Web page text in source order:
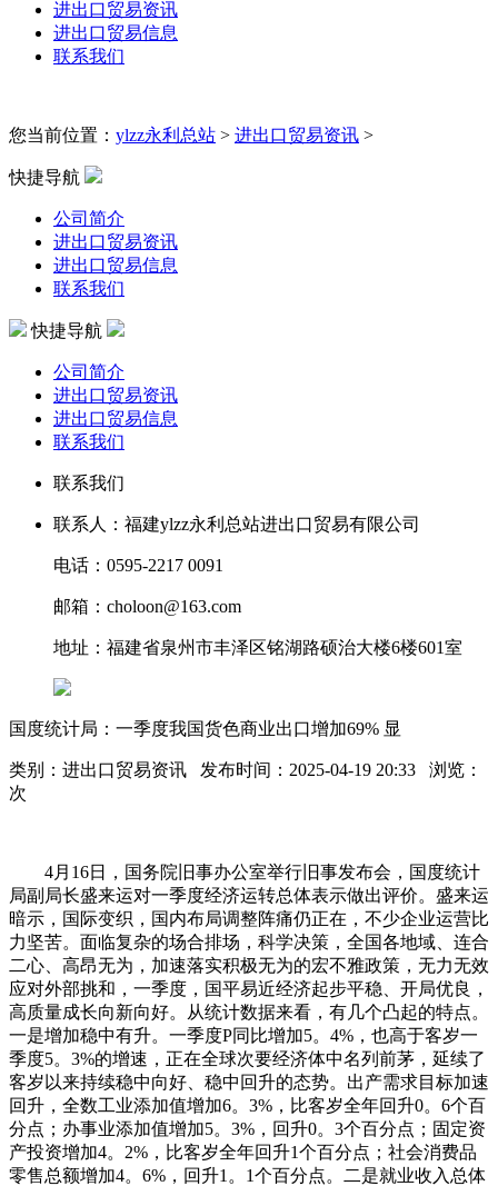
进出口贸易资讯
进出口贸易信息
联系我们
您当前位置： ylzz永利总站 > 进出口贸易资讯 >
快捷导航
公司简介
进出口贸易资讯
进出口贸易信息
联系我们
快捷导航
公司简介
进出口贸易资讯
进出口贸易信息
联系我们
联系我们
联系人：福建ylzz永利总站进出口贸易有限公司
电话：0595-2217 0091
邮箱：choloon@163.com
地址：福建省泉州市丰泽区铭湖路硕治大楼6楼601室
国度统计局：一季度我国货色商业出口增加69% 显
类别：进出口贸易资讯 发布时间：2025-04-19 20:33 浏览：
次
4月16日，国务院旧事办公室举行旧事发布会，国度统计
局副局长盛来运对一季度经济运转总体表示做出评价。盛来运
暗示，国际变织，国内布局调整阵痛仍正在，不少企业运营比
力坚苦。面临复杂的场合排场，科学决策，全国各地域、连合
二心、高昂无为，加速落实积极无为的宏不雅政策，无力无效
应对外部挑和，一季度，国平易近经济起步平稳、开局优良，
高质量成长向新向好。从统计数据来看，有几个凸起的特点。
一是增加稳中有升。一季度P同比增加5。4%，也高于客岁一
季度5。3%的增速，正在全球次要经济体中名列前茅，延续了
客岁以来持续稳中向好、稳中回升的态势。出产需求目标加速
回升，全数工业添加值增加6。3%，比客岁全年回升0。6个百
分点；办事业添加值增加5。3%，回升0。3个百分点；固定资
产投资增加4。2%，比客岁全年回升1个百分点；社会消费品
零售总额增加4。6%，回升1。1个百分点。二是就业收入总体